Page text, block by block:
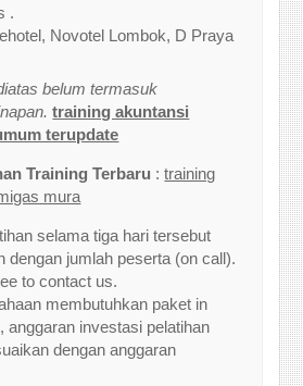
.
Novotel Lombok, D Praya
belum termasuk
training akuntansi
terupdate
Training Terbaru :training
mura
selama tiga hari tersebut
dengan jumlah peserta (on call).
to contact us.
membutuhkan paket in
anggaran investasi pelatihan
dengan anggaran